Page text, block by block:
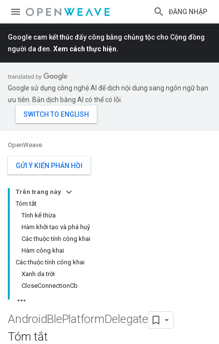
ĐĂNG NHẬP
Google cam kết thúc đẩy công bằng chủng tộc cho Cộng đồng
người da đen. Xem cách thực hiện.
Google sử dụng công nghệ AI để dịch nội dung sang ngôn ngữ bạn
ưu tiên. Bản dịch bằng AI có thể có lỗi.
OpenWeave
GỬI Ý KIẾN PHẢN HỒI
Trên trang này
Tóm tắt
Tính kế thừa
Hàm khởi tạo và phá huỷ
Các thuộc tính công khai
Hàm công khai
Các thuộc tính công khai
Xanh da trời
CloseConnectionCb
AndroidBlePlatformDelegate
Tóm tắt